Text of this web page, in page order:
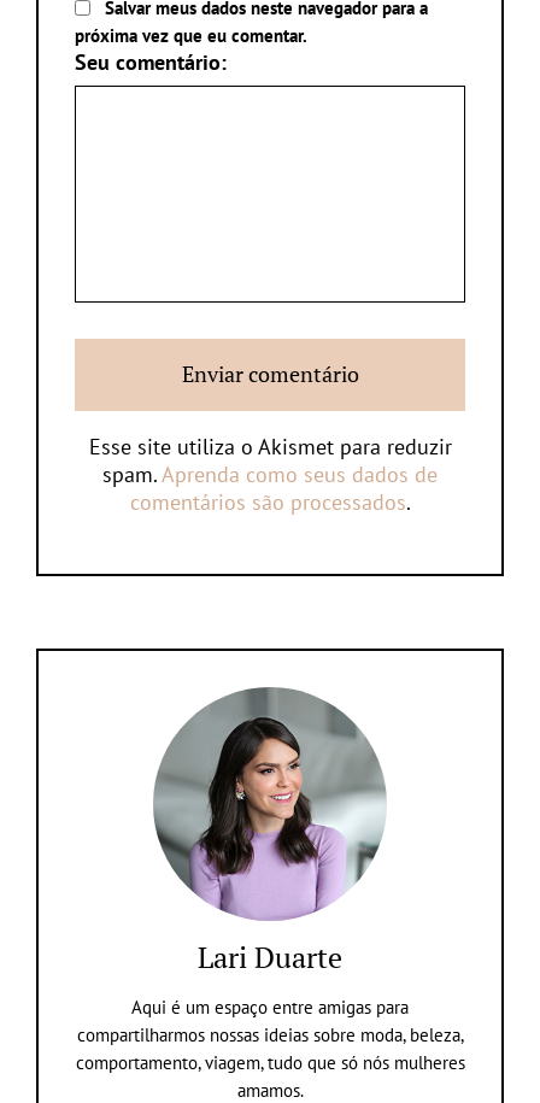
Salvar meus dados neste navegador para a
próxima vez que eu comentar.
Seu comentário:
Esse site utiliza o Akismet para reduzir
spam.Aprenda como seus dados de
comentários são processados.
Lari Duarte
Aqui é um espaço entre amigas para
compartilharmos nossas ideias sobre moda, beleza,
comportamento, viagem, tudo que só nós mulheres
amamos.